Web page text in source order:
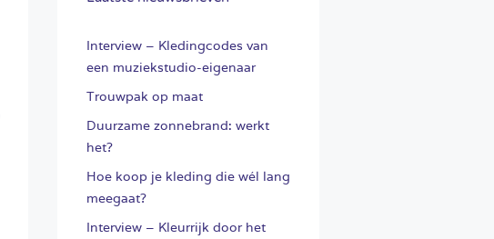
Interview – Kledingcodes van
een muziekstudio-eigenaar
Trouwpak op maat
Duurzame zonnebrand: werkt
het?
Hoe koop je kleding die wél lang
meegaat?
Interview – Kleurrijk door het